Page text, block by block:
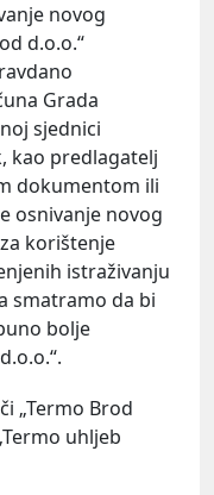
novog
d.o.o.“
Grada
sjednici
kao predlagatelj
dokumentom ili
osnivanje novog
korištenje
istraživanju
smatramo da bi
bolje
„Termo Brod
uhljeb